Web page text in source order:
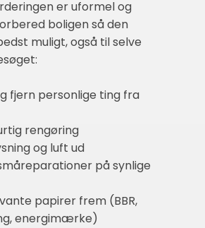
er uformel og
boligen så den
muligt, også til selve
fjern personlige ting fra
rengøring
og luft ud
på synlige
papirer frem (BBR,
energimærke)